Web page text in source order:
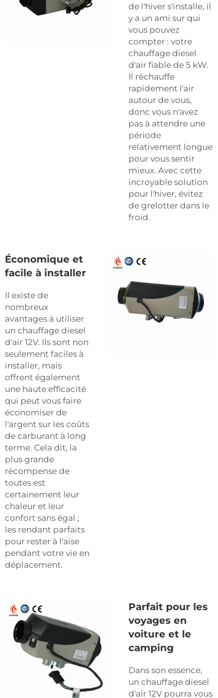
de l'hiver s'installe, il
y a un ami sur qui
vous pouvez
compter : votre
chauffage diesel
d'air fiable de 5 kW.
Il réchauffe
rapidement l'air
autour de vous,
donc vous n'avez
pas à attendre une
période
relativement longue
pour vous sentir
mieux. Avec cette
incroyable solution
pour l'hiver, évitez
de grelotter dans le
froid.
Économique et
facile à installer
Il existe de
nombreux
avantages à utiliser
un chauffage diesel
d'air 12V. Ils sont non
seulement faciles à
installer, mais
offrent également
une haute efficacité
qui peut vous faire
économiser de
l'argent sur les coûts
de carburant à long
terme. Cela dit, la
plus grande
récompense de
toutes est
certainement leur
chaleur et leur
confort sans égal ;
les rendant parfaits
pour rester à l'aise
pendant votre vie en
déplacement.
Parfait pour les
voyages en
voiture et le
camping
Dans son essence,
un chauffage diesel
d'air 12V pourra vous